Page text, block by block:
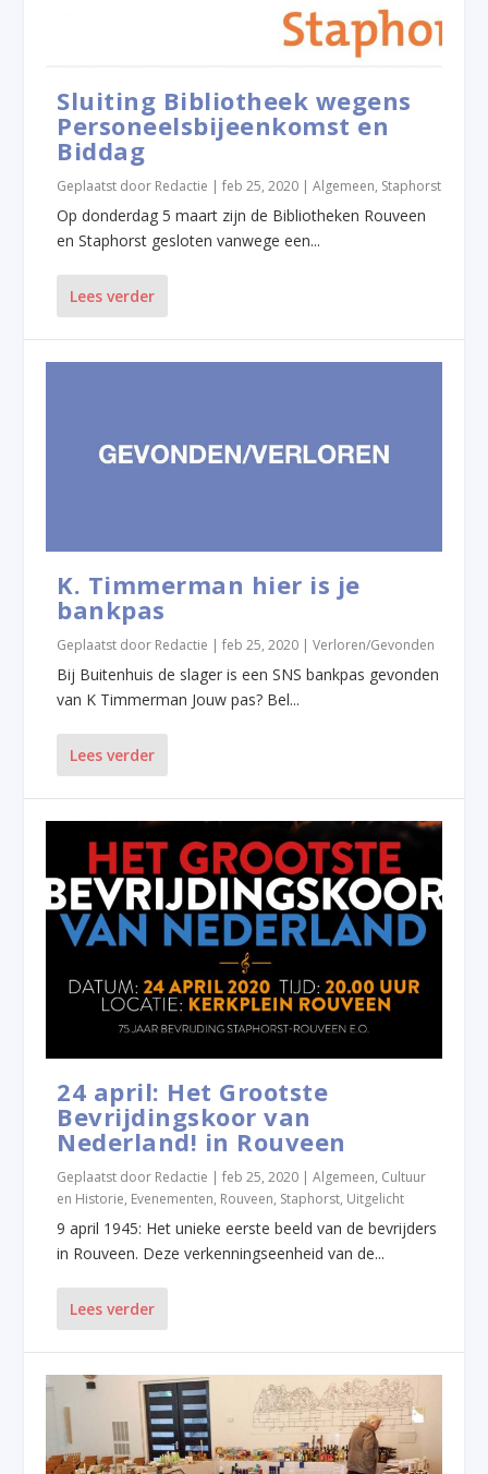
Sluiting Bibliotheek wegens
Personeelsbijeenkomst en
Biddag
Geplaatst door Redactie |feb 25, 2020 |Algemeen, Staphorst
Op donderdag 5 maart zijn de Bibliotheken Rouveen
en Staphorst gesloten vanwege een...
Lees verder
K. Timmerman hier is je
bankpas
Geplaatst door Redactie |feb 25, 2020 |Verloren/Gevonden
Bij Buitenhuis de slager is een SNS bankpas gevonden
van K Timmerman Jouw pas? Bel...
Lees verder
24 april: Het Grootste
Bevrijdingskoor van
Nederland! in Rouveen
Geplaatst door Redactie |feb 25, 2020 |Algemeen, Cultuur
en Historie, Evenementen, Rouveen, Staphorst, Uitgelicht
9 april 1945: Het unieke eerste beeld van de bevrijders
in Rouveen. Deze verkenningseenheid van de...
Lees verder